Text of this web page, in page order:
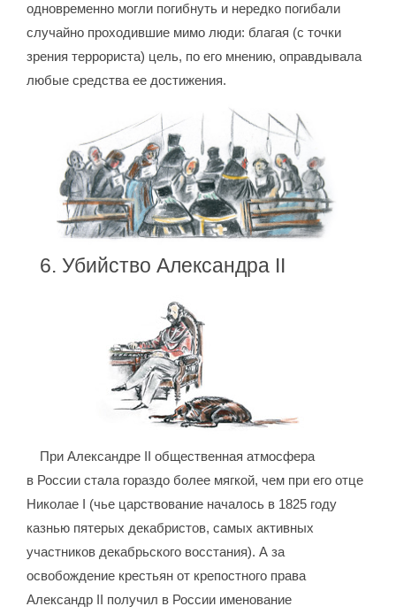
одновременно могли погибнуть и нередко погибали
случайно проходившие мимо люди: благая (с точки
зрения террориста) цель, по его мнению, оправдывала
любые средства ее достижения.
6. Убийство Александра II
При Александре II общественная атмосфера
в России стала гораздо более мягкой, чем при его отце
Николае I (чье царствование началось в 1825 году
казнью пятерых декабристов, самых активных
участников декабрьского восстания). А за
освобождение крестьян от крепостного права
Александр II получил в России именование